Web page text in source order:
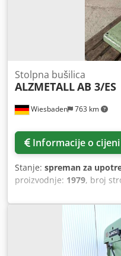
Wiesbaden 763 km
Stolpna bušilica
ALZMETALLAB 3/ES
Informacije o cijeni
Stanje: spreman za
proizvodnje: 1979, broj
bušenja: 28/35 mm
mm Veličina stola: 400 x
zakretni i po visini
letvom Credszh H I Uopfx
i bušačke vretenaste